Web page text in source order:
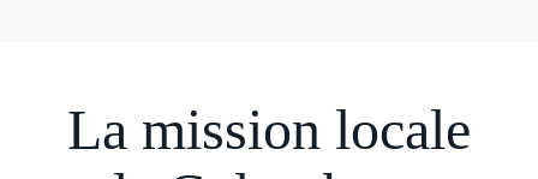
La mission locale